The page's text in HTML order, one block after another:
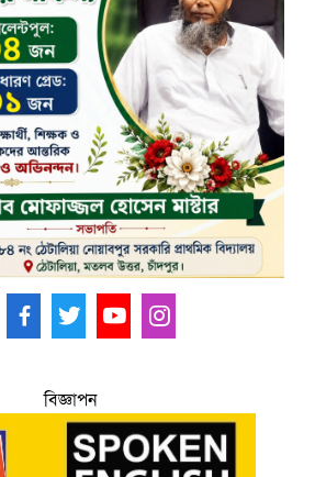
বাংলাদেশ জনরাষ্ট্র আন্দোলন নামে নতুন
রাজনৈতিক দলের আত্মপ্রকাশ
মাউশিতে আসছে নতুন ডিজি
বিজ্ঞাপন